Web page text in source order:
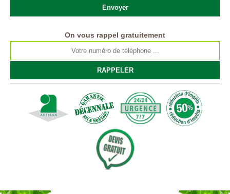
On vous rappel gratuitement